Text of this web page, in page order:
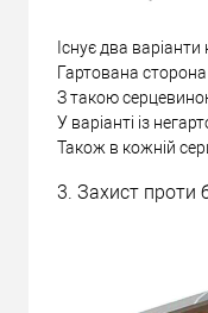
Існує два варіанти
Гартована сторона
З такою
У варіанті із
Також в кожній
3. Захист проти